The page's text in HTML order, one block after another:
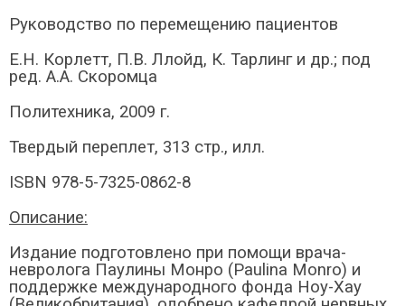
Руководство по перемещению пациентов
Е.Н. Корлетт, П.В. Ллойд, К. Тарлинг и др.; под
ред. А.А. Скоромца
Политехника, 2009 г.
Твердый переплет, 313 стр., илл.
ISBN 978-5-7325-0862-8
Описание:
Издание подготовлено при помощи врача-
невролога Паулины Монро (Paulina Monro) и
поддержке международного фонда Ноу-Хау